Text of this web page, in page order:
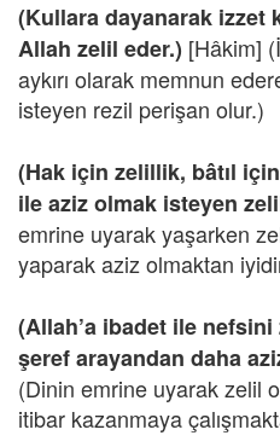
(Kullara dayanarak izzet
Allah zelil eder.) [Hâkim]
aykırı olarak memnun
isteyen rezil perişan olur.)
(Hak için zelillik, bâtıl
ile aziz olmak isteyen
emrine uyarak yaşarken
yaparak aziz olmaktan
(Allah’a ibadet ile
şeref arayandan daha
(Dinin emrine uyarak zelil
itibar kazanmaya